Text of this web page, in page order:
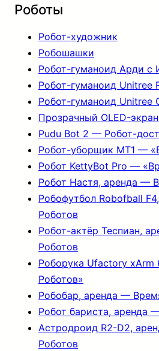
Роботы
Робот-художник
Робошашки
Робот-гуманоид Арди с
Робот-гуманоид Unitree
Робот-гуманоид Unitree
Прозрачный OLED-
Pudu Bot 2 — Робот-
Робот-уборщик MT1 —
Робот KettyBot Pro —
Робот Настя, аренда —
Робофутбол Robofball
Роботов
Робот-актёр Теспиан,
Роботов
Роборука Ufactory
Роботов»
Робобар, аренда —
Робот бариста, аренда
Астродроид R2-D2,
Роботов